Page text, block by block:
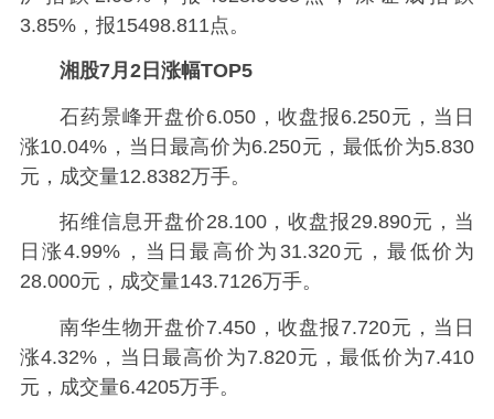
3.85%，报15498.811点。
湘股7月2日涨幅TOP5
石药景峰开盘价6.050，收盘报6.250元，当日
涨10.04%，当日最高价为6.250元，最低价为5.830
元，成交量12.8382万手。
拓维信息开盘价28.100，收盘报29.890元，当
日涨4.99%，当日最高价为31.320元，最低价为
28.000元，成交量143.7126万手。
南华生物开盘价7.450，收盘报7.720元，当日
涨4.32%，当日最高价为7.820元，最低价为7.410
元，成交量6.4205万手。